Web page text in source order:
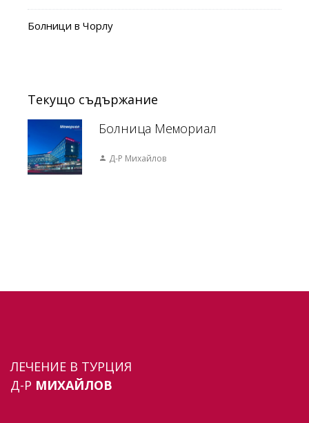
Болници в Чорлу
Текущо съдържание
Болница Мемориал
Д-Р Михайлов
ЛЕЧЕНИЕ В ТУРЦИЯ
Д-Р МИХАЙЛОВ